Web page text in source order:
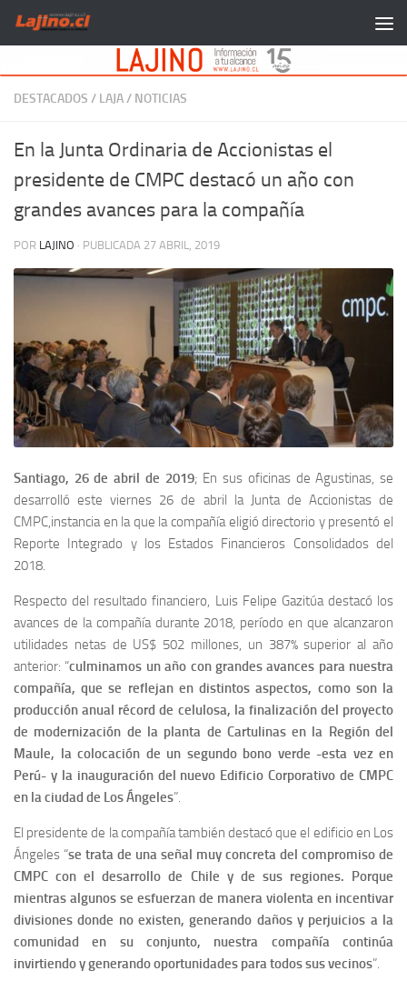
Saltar al contenido
DESTACADOS / LAJA/ NOTICIAS
En la Junta Ordinaria de Accionistas el
presidente de CMPC destacó un año con
grandes avances para la compañía
POR LAJINO · PUBLICADA 27 ABRIL, 2019
Santiago, 26 de abril de 2019; En sus oficinas de Agustinas, se
desarrolló este viernes 26 de abril la Junta de Accionistas de
CMPC,instancia en la que la compañía eligió directorio y presentó el
Reporte Integrado y los Estados Financieros Consolidados del
2018.
Respecto del resultado financiero, Luis Felipe Gazitúa destacó los
avances de la compañía durante 2018, período en que alcanzaron
utilidades netas de US$ 502 millones, un 387% superior al año
anterior: “culminamos un año con grandes avances para nuestra
compañía, que se reflejan en distintos aspectos, como son la
producción anual récord de celulosa, la finalización del proyecto
de modernización de la planta de Cartulinas en la Región del
Maule, la colocación de un segundo bono verde -esta vez en
Perú- y la inauguración del nuevo Edificio Corporativo de CMPC
en la ciudad de Los Ángeles”.
El presidente de la compañía también destacó que el edificio en Los
Ángeles “se trata de una señal muy concreta del compromiso de
CMPC con el desarrollo de Chile y de sus regiones. Porque
mientras algunos se esfuerzan de manera violenta en incentivar
divisiones donde no existen, generando daños y perjuicios a la
comunidad en su conjunto, nuestra compañía continúa
invirtiendo y generando oportunidades para todos sus vecinos”.